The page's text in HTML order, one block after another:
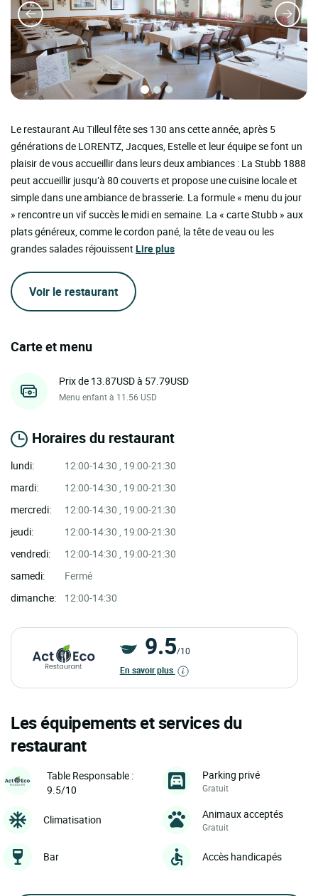
Le restaurant Au Tilleul fête ses 130 ans cette année, après 5
générations de LORENTZ, Jacques, Estelle et leur équipe se font un
plaisir de vous accueillir dans leurs deux ambiances : La Stubb 1888
peut accueillir jusqu’à 80 couverts et propose une cuisine locale et
simple dans une ambiance de brasserie. La formule « menu du jour
» rencontre un vif succès le midi en semaine. La « carte Stubb » aux
plats généreux, comme le cordon pané, la tête de veau ou les
grandes salades réjouissent Lire plus
Voir le restaurant
Carte et menu
Prix de 13.87USD à 57.79USD
Menu enfant à 11.56 USD
Horaires du restaurant
lundi:
12:00-14:30 , 19:00-21:30
mardi:
12:00-14:30 , 19:00-21:30
mercredi:
12:00-14:30 , 19:00-21:30
jeudi:
12:00-14:30 , 19:00-21:30
vendredi:
12:00-14:30 , 19:00-21:30
samedi:
Fermé
dimanche:
12:00-14:30
9.5/10
En savoir plus
Les équipements et services du
restaurant
Table Responsable :
9.5/10
Parking privé
Gratuit
Climatisation Animaux acceptés
Gratuit
Bar Accès handicapés